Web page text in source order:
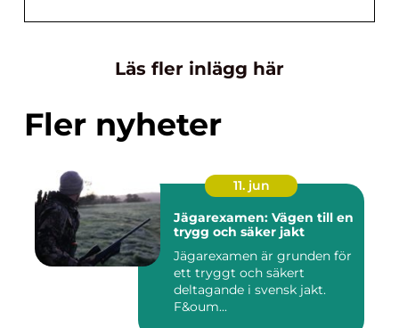
Läs fler inlägg här
Fler nyheter
11. jun
Jägarexamen: Vägen till en
trygg och säker jakt
Jägarexamen är grunden för
ett tryggt och säkert
deltagande i svensk jakt.
F&oum...